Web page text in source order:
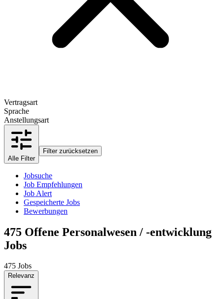
Vertragsart
Sprache
Anstellungsart
Alle Filter
Filter zurücksetzen
Jobsuche
Job Empfehlungen
Job Alert
Gespeicherte Jobs
Bewerbungen
475 Offene Personalwesen / -entwicklung
Jobs
475 Jobs
Relevanz